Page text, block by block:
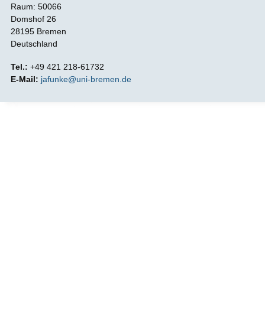
Raum: 50066
Domshof 26
28195 Bremen
Deutschland
Tel.: +49 421 218-61732
E-Mail: jafunke@uni-bremen.de